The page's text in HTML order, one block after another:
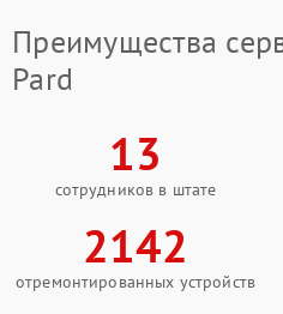
Преимущества
Pard
13
сотрудников в штате
2142
отремонтированных устройств